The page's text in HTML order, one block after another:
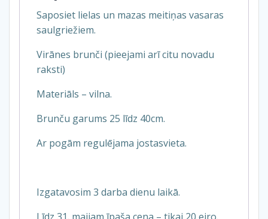
Saposiet lielas un mazas meitiņas vasaras
saulgriežiem.
Virānes brunči (pieejami arī citu novadu
raksti)
Materiāls – vilna.
Brunču garums 25 līdz 40cm.
Ar pogām regulējama jostasvieta.
Izgatavosim 3 darba dienu laikā.